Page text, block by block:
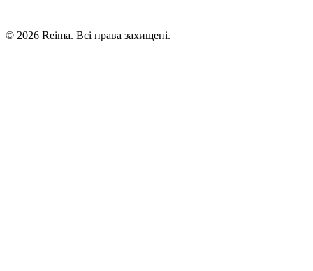
© 2026 Reima. Всі права захищені.